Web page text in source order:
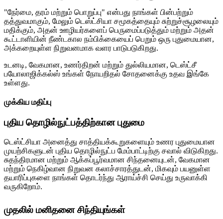
"நேர்மை, தரம் மற்றும் பொறுப்பு" என்பது நாங்கள் பின்பற்றும்
தத்துவமாகும், மேலும் டெஸ்ட்சியா சமூகத்தையும் சுற்றுச்சூழலையும்
மதிக்கும், அதன் ஊழியர்களைப் பெருமைப்படுத்தும் மற்றும் அதன்
கூட்டாளியின் நீண்டகால நம்பிக்கையைப் பெறும் ஒரு புதுமையான,
அக்கறையுள்ள நிறுவனமாக வளர பாடுபடுகிறது.
உடனடி, வேகமான, உணர்திறன் மற்றும் துல்லியமான, டெஸ்ட்சீ
பயோலாஜிக்கல்ஸ் உங்கள் நோயறிதல் சோதனைக்கு உதவ இங்கே
உள்ளது.
முக்கிய மதிப்பு
புதிய தொழில்நுட்பத்திற்கான புதுமை
டெஸ்ட்சியா அனைத்து சாத்தியக்கூறுகளையும் உணர புதுமையான
முயற்சிகளுடன் புதிய தொழில்நுட்ப மேம்பாட்டிற்கு சவால் விடுகிறது.
சுதந்திரமான மற்றும் ஆக்கப்பூர்வமான சிந்தனையுடன், வேகமான
மற்றும் நெகிழ்வான நிறுவன கலாச்சாரத்துடன், மிகவும் பயனுள்ள
தயாரிப்புகளை நாங்கள் தொடர்ந்து ஆராய்ச்சி செய்து உருவாக்கி
வருகிறோம்.
முதலில் மனிதனை சிந்தியுங்கள்